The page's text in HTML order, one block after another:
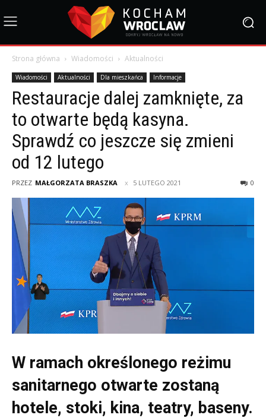
Strona główna Wiadomości Aktualności
Wiadomości Aktualności Dla mieszkańca Informacje
Restauracje dalej zamknięte, za
to otwarte będą kasyna.
Sprawdź co jeszcze się zmieni
od 12 lutego
PRZEZ MAŁGORZATA BRASZKA 5 LUTEGO 2021 0
W ramach określonego reżimu
sanitarnego otwarte zostaną
hotele, stoki, kina, teatry, baseny.